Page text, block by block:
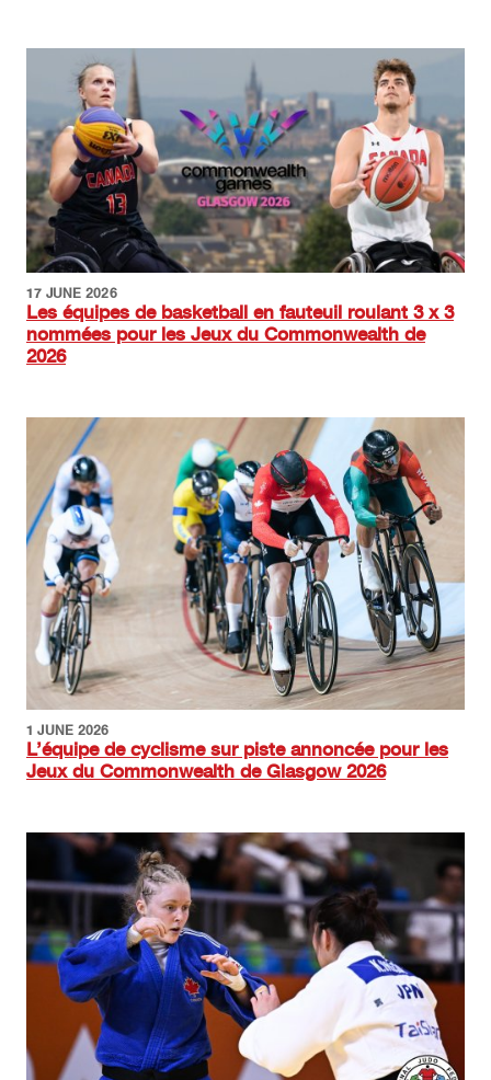
17 JUNE 2026
Les équipes de basketball en fauteuil roulant 3 x 3
nommées pour les Jeux du Commonwealth de
2026
1 JUNE 2026
L’équipe de cyclisme sur piste annoncée pour les
Jeux du Commonwealth de Glasgow 2026
Image